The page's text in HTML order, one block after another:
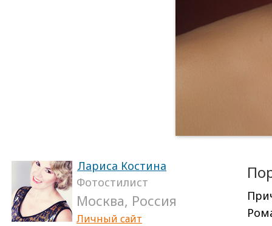
Лариса Костина
Фотостилист
Москва, Россия
Личный сайт